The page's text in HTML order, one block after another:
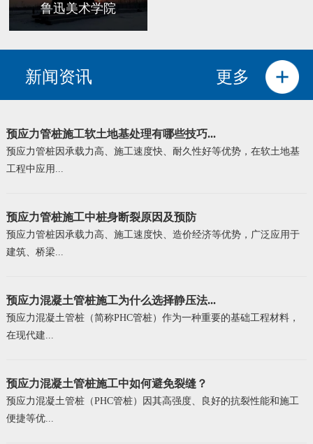
鲁迅美术学院
新闻资讯 更多
预应力管桩施工软土地基处理有哪些技巧...
预应力管桩因承载力高、施工速度快、耐久性好等优势，在软土地基
工程中应用...
预应力管桩施工中桩身断裂原因及预防
预应力管桩因承载力高、施工速度快、造价经济等优势，广泛应用于
建筑、桥梁...
预应力混凝土管桩施工为什么选择静压法...
预应力混凝土管桩（简称PHC管桩）作为一种重要的基础工程材料，
在现代建...
预应力混凝土管桩施工中如何避免裂缝？
预应力混凝土管桩（PHC管桩）因其高强度、良好的抗裂性能和施工
便捷等优...